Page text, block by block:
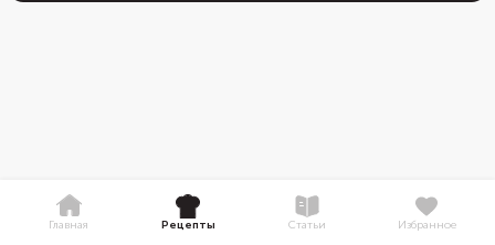
Главная Рецепты Статьи Избранное